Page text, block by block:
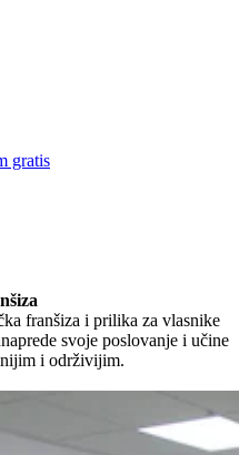
gratis
franšiza i prilika za vlasnike
svoje poslovanje i učine
i održivijim.